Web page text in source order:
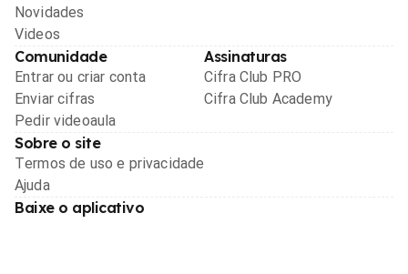
Novidades
Videos
Comunidade
Entrar ou criar conta
Enviar cifras
Pedir videoaula
Assinaturas
Cifra Club PRO
Cifra Club Academy
Sobre o site
Termos de uso e privacidade
Ajuda
Baixe o aplicativo